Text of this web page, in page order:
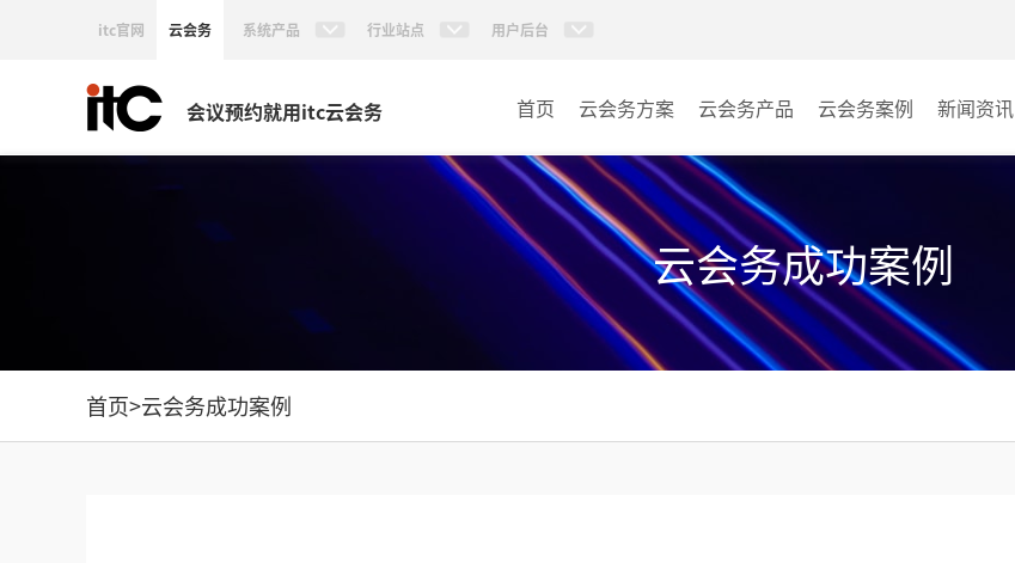
itc官网 云会务 系统产品 行业站点 用户后台
会议预约就用itc云会务 首页 云会务方案 云会务产品
多媒体信息发布系统
AI智慧展厅系统
AI百城视界系统
AI智慧排队叫号管理软件
云会务案例
教室
客房
其它
新闻资讯
云会务成功案例
首页>云会务成功案例